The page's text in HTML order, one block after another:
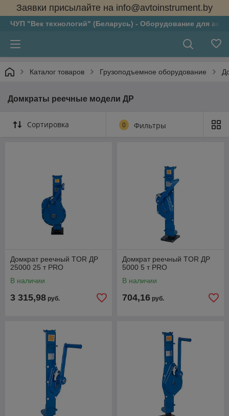
Заявки присылайте на info@avtoinstrument.by
ЧУП "Век технологий" (Беларусь) - Оборудование для
Каталог товаров Грузоподъемное оборудование
Домкраты реечные модели ДР
Сортировка 0 Фильтры
Домкрат реечный TOR ДР
25000 25 т PRO
В наличии
3 315,98 руб.
Домкрат реечный TOR ДР
5000 5 т PRO
В наличии
704,16 руб.